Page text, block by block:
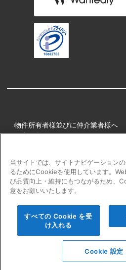
物件所有者様並びに仲介業者様へ
健康経営
プライバシーポリシー
障害者の表記について
よくある質問
当サイトでは、サイトナビゲーション
るためにCookieを使用しています。
び品質向上・維持にもつながるため、
意をお願いいたします。
すべての Cookie を受
け入れる
Cookie 設定